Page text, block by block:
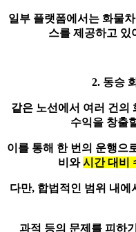
일부 플랫폼에서는 화물
스를 제공하고 있
2. 동승
같은 노선에서 여러 건의
수익을 창출
이를 통해 한 번의 운행으
비와시간 대비
다만, 합법적인 범위 내에
과적 등의 문제를 피하